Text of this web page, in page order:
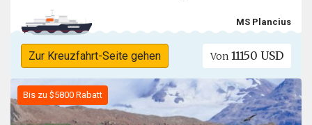
MS Plancius
Zur Kreuzfahrt-Seite gehen Von 11150 USD
Bis zu $5800 Rabatt